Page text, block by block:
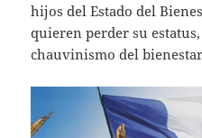
hijos del Estado del
quieren perder su
chauvinismo del